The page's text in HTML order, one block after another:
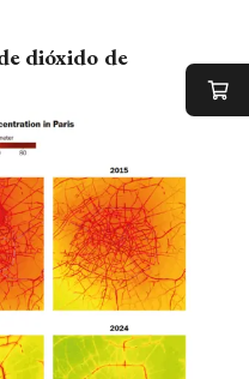
dióxido de